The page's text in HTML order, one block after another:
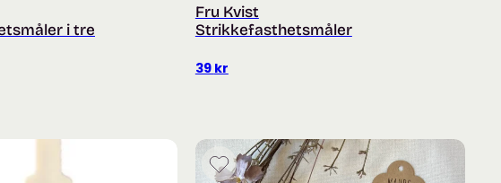
i tre
Fru Kvist
Strikkefasthetsmåler
39 kr